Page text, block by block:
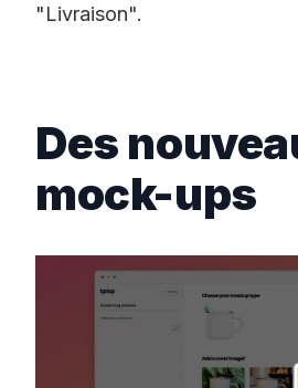
"Livraison".
Des
mock-ups